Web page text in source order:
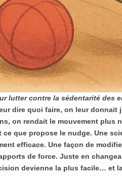
lutter contre la sédentarité des
dire quoi faire, on leur donnait
on rendait le mouvement plus
ce que propose le nudge. Une
efficace. Une façon de
de force. Juste en
devienne la plus facile… et